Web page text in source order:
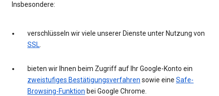
Insbesondere:
verschlüsseln wir viele unserer Dienste unter Nutzung von
SSL.
bieten wir Ihnen beim Zugriff auf Ihr Google-Konto ein
zweistufiges Bestätigungsverfahren sowie eine Safe-
Browsing-Funktion bei Google Chrome.